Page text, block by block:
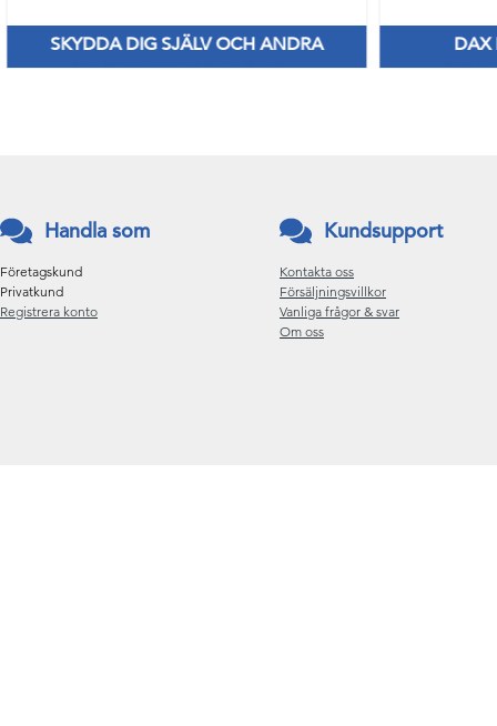
SKYDDA DIG SJÄLV OCH ANDRA
Nya Priser på nitril & vinylhanskar
DAX
Håll
Handla som
Företagskund
Privatkund
Registrera konto
Kundsupport
Kontakta oss
Försäljningsvillkor
Vanliga frågor & svar
Om oss